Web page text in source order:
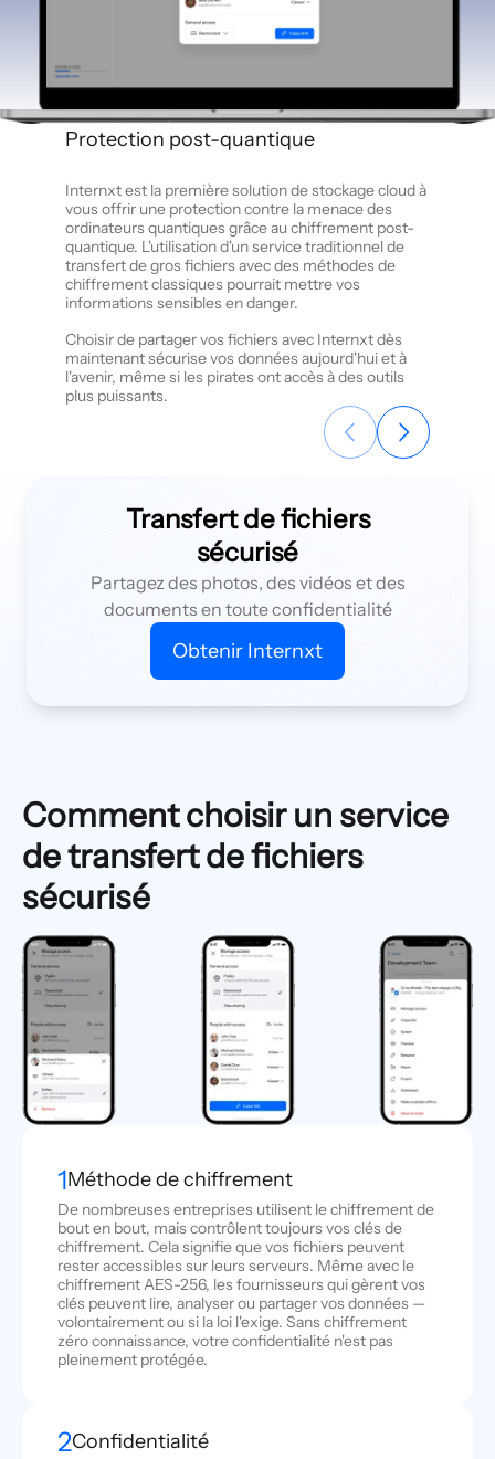
Protection post-quantique
Internxt est la première solution de stockage cloud à
vous offrir une protection contre la menace des
ordinateurs quantiques grâce au chiffrement post-
quantique. L'utilisation d'un service traditionnel de
transfert de gros fichiers avec des méthodes de
chiffrement classiques pourrait mettre vos
informations sensibles en danger.
Choisir de partager vos fichiers avec Internxt dès
maintenant sécurise vos données aujourd'hui et à
l'avenir, même si les pirates ont accès à des outils
plus puissants.
Transfert de fichiers
sécurisé
Partagez des photos, des vidéos et des
documents en toute confidentialité
Obtenir Internxt
Comment choisir un service
de transfert de fichiers
sécurisé
1Méthode de chiffrement
De nombreuses entreprises utilisent le chiffrement de
bout en bout, mais contrôlent toujours vos clés de
chiffrement. Cela signifie que vos fichiers peuvent
rester accessibles sur leurs serveurs. Même avec le
chiffrement AES-256, les fournisseurs qui gèrent vos
clés peuvent lire, analyser ou partager vos données —
volontairement ou si la loi l'exige. Sans chiffrement
zéro connaissance, votre confidentialité n'est pas
pleinement protégée.
2Confidentialité